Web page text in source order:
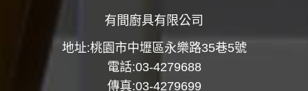
有間廚具有限公司
地址:桃園市中壢區永樂路35巷5號
電話:03-4279688
傳真:03-4279699